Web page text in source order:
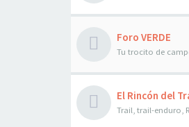
Foro VERDE
Tu trocito de
El Rincón del
Trail, trail-enduro,